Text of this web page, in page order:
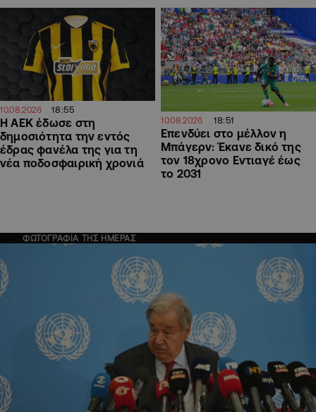
10.08.2026 18:55
Η ΑΕΚ έδωσε στη
δημοσιότητα την εντός
έδρας φανέλα της για τη
νέα ποδοσφαιρική χρονιά
10.08.2026 18:51
Επενδύει στο μέλλον η
Μπάγερν: Έκανε δικό της
τον 18χρονο Εντιαγέ έως
το 2031
ΦΩΤΟΓΡΑΦΙΑ ΤΗΣ ΗΜΕΡΑΣ